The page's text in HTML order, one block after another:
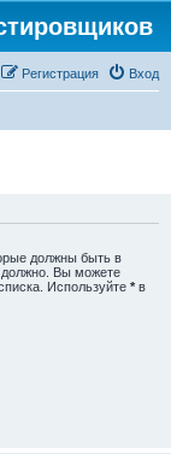
Вход
Регистрация
должны быть в
должно. Вы можете
Используйте * в